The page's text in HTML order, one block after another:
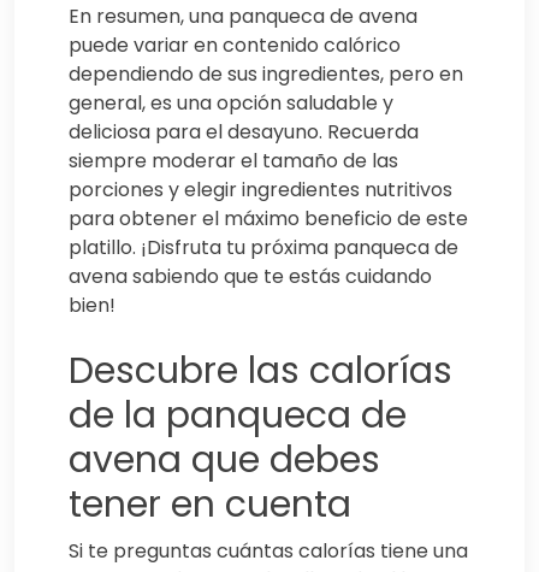
En resumen, una panqueca de avena
puede variar en contenido calórico
dependiendo de sus ingredientes, pero en
general, es una opción saludable y
deliciosa para el desayuno. Recuerda
siempre moderar el tamaño de las
porciones y elegir ingredientes nutritivos
para obtener el máximo beneficio de este
platillo. ¡Disfruta tu próxima panqueca de
avena sabiendo que te estás cuidando
bien!
Descubre las calorías
de la panqueca de
avena que debes
tener en cuenta
Si te preguntas cuántas calorías tiene una